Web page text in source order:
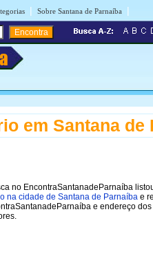
| Sobre Santana de Parnaíba |
em Santana de
no EncontraSantanadeParnaíba
na cidade de Santana de Parnaíba e
e endereço